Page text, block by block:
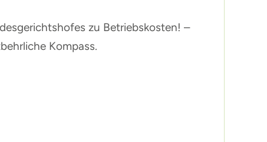
zu Betriebskosten! –
Kompass.